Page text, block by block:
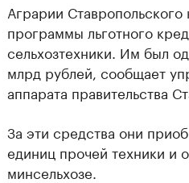
Аграрии
программы льготного
сельхозтехники. Им был
млрд рублей, сообщает
аппарата правительства
За эти средства они
единиц прочей техники и
минсельхозе.